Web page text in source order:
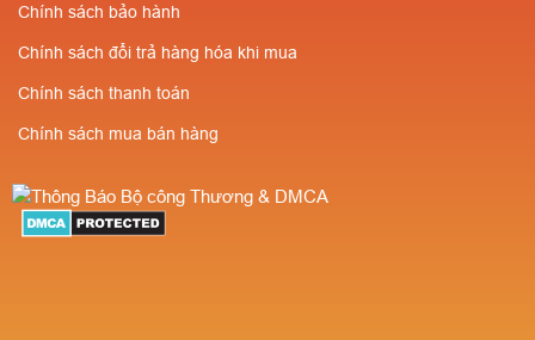
Chính sách bảo hành
Chính sách đổi trả hàng hóa khi mua
Chính sách thanh toán
Chính sách mua bán hàng